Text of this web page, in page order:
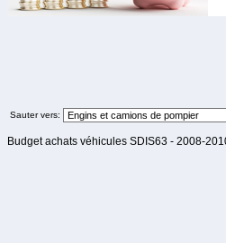
Sauter vers:
Budget achats véhicules SDIS63 - 2008-